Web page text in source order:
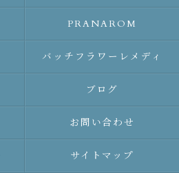
PRANAROM
バッチフラワーレメディ
ブログ
お問い合わせ
サイトマップ